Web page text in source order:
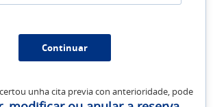
unha cita previa con anterioridade, pode